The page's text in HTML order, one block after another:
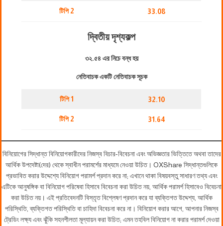
টিপি 2 33.08
দ্বিতীয় দৃশ্যকল্প
৩২.৫৪ এর নিচে বন্ধ হয়
নেতিবাচক একটি নেতিবাচক সূচক
টিপি 1 32.10
টিপি 2 31.64
বিনিয়োগের সিদ্ধান্ত বিনিয়োগকারীদের নিজস্ব বিচার-বিবেচনা এবং অভিজ্ঞতার ভিত্তিতে অথবা তাদের
আর্থিক উপদেষ্টা(দের) থেকে স্বাধীন পরামর্শের মাধ্যমে নেওয়া উচিত। OXShare সিদ্ধান্তগুলিকে
প্রভাবিত করার উদ্দেশ্যে বিনিয়োগ পরামর্শ প্রদান করে না; এখানে থাকা বিষয়বস্তু সাধারণ তথ্য এবং
এটিকে আনুষঙ্গিক বা বিনিয়োগ পরিষেবা হিসাবে বিবেচনা করা উচিত নয়, আর্থিক পরামর্শ হিসাবেও বিবেচনা
করা উচিত নয়। এই প্রতিবেদনটি বিস্তৃত বিশ্লেষণ প্রদান করে যা ব্যক্তিগত উদ্দেশ্য, আর্থিক
পরিস্থিতি, ব্যক্তিগত পরিস্থিতি বা চাহিদা বিবেচনা করে না। বিনিয়োগ করার আগে, আপনার নিজস্ব
ট্রেডিং লক্ষ্য এবং ঝুঁকি সহনশীলতা মূল্যায়ন করা উচিত; এমন তহবিল বিনিয়োগ না করার পরামর্শ দেওয়া